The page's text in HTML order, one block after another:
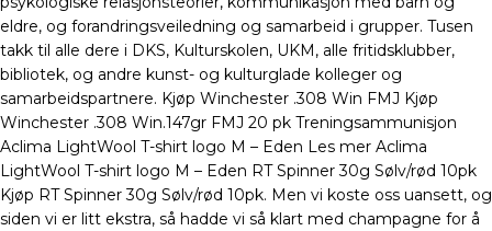
eldre, og forandringsveiledning og samarbeid i grupper. Tusen
takk til alle dere i DKS, Kulturskolen, UKM, alle fritidsklubber,
bibliotek, og andre kunst- og kulturglade kolleger og
samarbeidspartnere. Kjøp Winchester .308 Win FMJ Kjøp
Winchester .308 Win.147gr FMJ 20 pk Treningsammunisjon
Aclima LightWool T-shirt logo M – Eden Les mer Aclima
LightWool T-shirt logo M – Eden RT Spinner 30g Sølv/rød 10pk
Kjøp RT Spinner 30g Sølv/rød 10pk. Men vi koste oss uansett, og
siden vi er litt ekstra, så hadde vi så klart med champagne for å